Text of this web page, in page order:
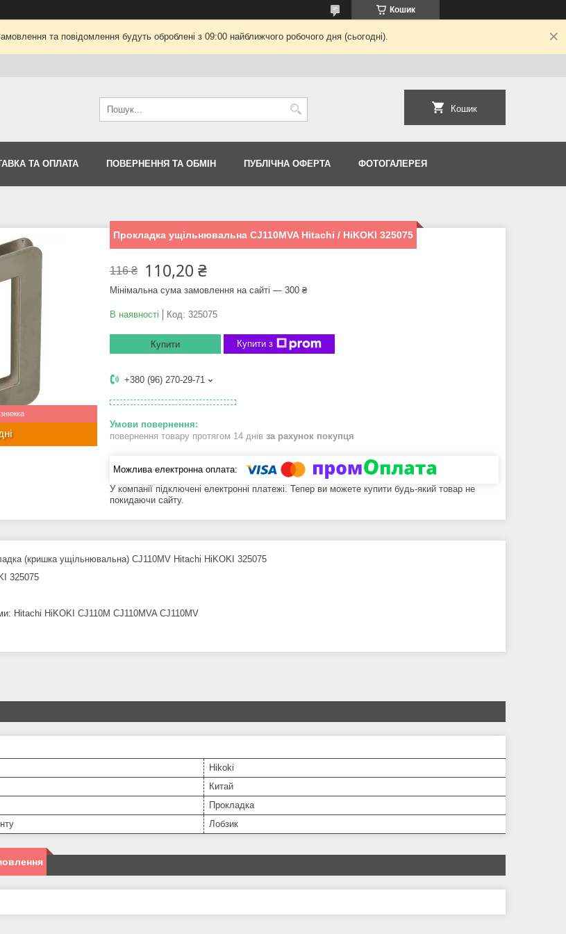
Кошик
та повідомлення будуть оброблені з 09:00 найближчого робочого дня (сьогодні).
Кошик
ТА ОПЛАТА ПОВЕРНЕННЯ ТА ОБМІН ПУБЛІЧНА ОФЕРТА ФОТОГАЛЕРЕЯ
Прокладка ущільнювальна CJ110MVA Hitachi / HiKOKI 325075
116 ₴ 110,20 ₴
Мінімальна сума замовлення на сайті — 300 ₴
В наявності Код: 325075
Купити Купити з
+380 (96) 270-29-71
повернення товару протягом 14 днів за рахунок покупця
У компанії підключені електронні платежі. Тепер ви можете купити будь-який товар не
покидаючи сайту.
(кришка ущільнювальна) CJ110MV Hitachi HiKOKI 325075
325075
: Hitachi HiKOKI CJ110M CJ110MVA CJ110MV
Hikoki
Китай
Прокладка
Лобзик